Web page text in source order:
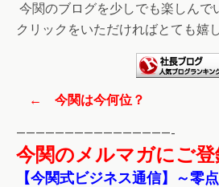
今関のブログを少しでも楽しんで
クリックをいただければとても嬉
← 今関は今何位？
————————————————-
今関のメルマガにご登
【今関式ビジネス通信】～零